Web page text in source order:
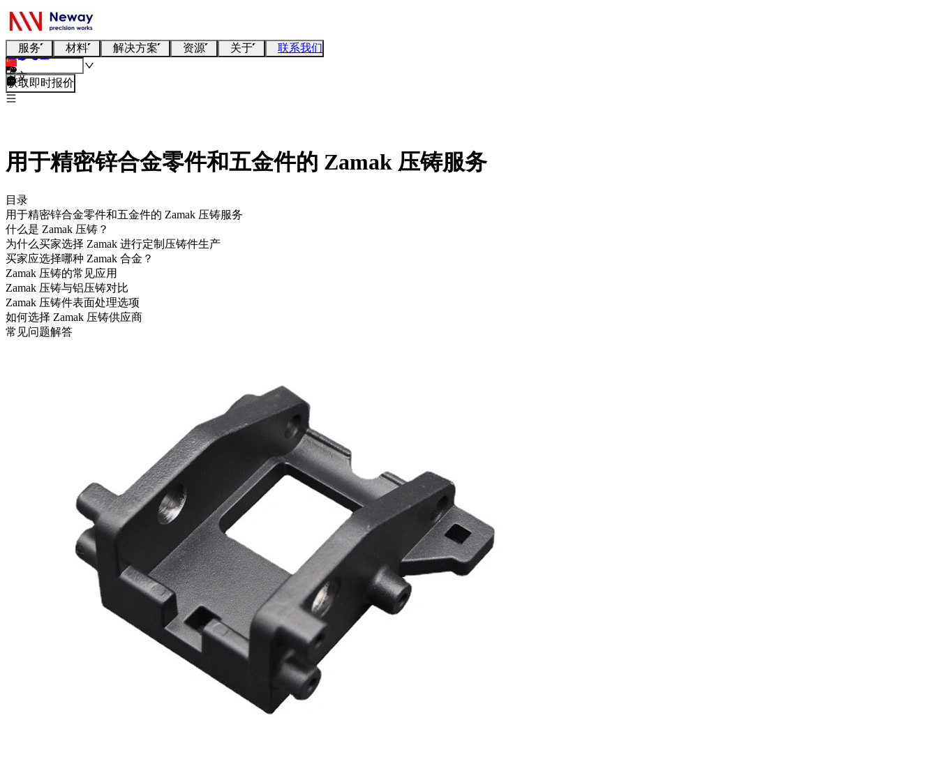
服务 材料 解决方案 资源 关于 联系我们
中文
获取即时报价
用于精密锌合金零件和五金件的 Zamak 压铸服务
目录
用于精密锌合金零件和五金件的 Zamak 压铸服务
什么是 Zamak 压铸？
为什么买家选择 Zamak 进行定制压铸件生产
买家应选择哪种 Zamak 合金？
Zamak 压铸的常见应用
Zamak 压铸与铝压铸对比
Zamak 压铸件表面处理选项
如何选择 Zamak 压铸供应商
常见问题解答